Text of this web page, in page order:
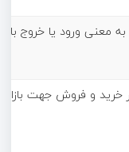
معنی ورود یا خروج
خرید و فروش جهت بازار